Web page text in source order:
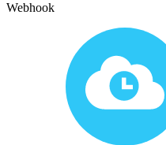
Webhook